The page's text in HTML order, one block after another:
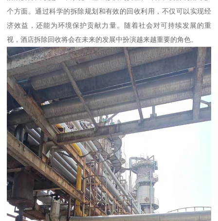
个方面。通过科学的拆除规划和有效的回收利用，不仅可以实现经
济效益，还能为环境保护贡献力量。随着社会对可持续发展的重
视，酒店拆除回收将会在未来的发展中扮演越来越重要的角色。